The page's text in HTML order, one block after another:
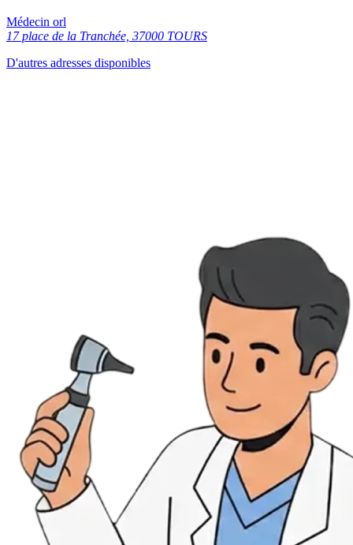
Médecin orl
17 place de la Tranchée, 37000 TOURS
D'autres adresses disponibles